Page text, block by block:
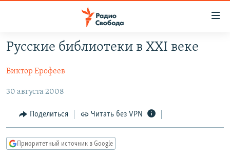
упрощенного
Вернуться
содержанию
Вернутся
главной
ПРОГРАММЫ
ПОДКАСТЫ
АВТОРСКИЕ ПРОЕКТЫ
ЦИТАТЫ СВОБОДЫ
МНЕНИЯ
КУЛЬТУРА
Русские библиотеки в XXI веке
Виктор Ерофеев
30 августа 2008
Поделиться Читать без VPN
Приоритетный источник в Google